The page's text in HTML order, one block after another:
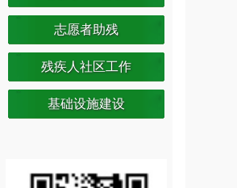
志愿者助残
残疾人社区工作
基础设施建设